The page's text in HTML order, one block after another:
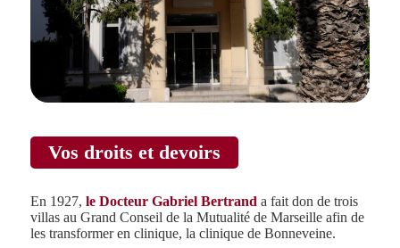
Vos droits et devoirs
En 1927, le Docteur Gabriel Bertrand a fait don de trois
villas au Grand Conseil de la Mutualité de Marseille afin de
les transformer en clinique, la clinique de Bonneveine.